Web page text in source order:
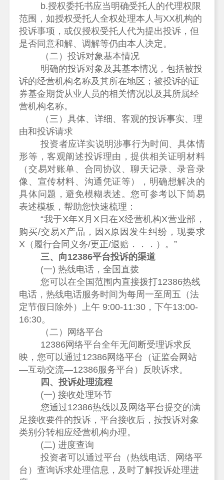
b.授权委托书应当明确受托人的代理权限
范围，如授权受托人全权处理本人与XX机构的
投诉事项，或仅授权受托人代为提出投诉，但
是否同意和解、调解等仍由本人决定。
（二）投诉对象基本情况
明确的投诉对象及其基本情况，包括被投
诉的经营机构名称及其所在地区；被投诉的证
券基金期货从业人员的相关情况以及其所属经
营机构名称。
（三）具体、详细、客观的投诉事实、理
由和投诉请求
投资者应详实说明涉事行为时间、具体情
形等，客观阐述投诉理由，提供相关证明材料
（交易对账单、合同协议、聊天记录、录音录
像、宣传材料、沟通凭证等），明确想解决的
具体问题，避免模糊表述。您可参考以下简易
表述模板，帮助您快速梳理：
“我于X年X月 X日在X经营机构X营业部，
购买/交易X产品，因 X原因发生纠纷，现要求
X （履行合同义务/更正/退赔．．．）。”
三、向12386平台投诉的渠道
(一) 热线电话，全国直拨
您可以在全国范围内直接拨打12386热线
电话，热线电话服务时间为每周一至周五（法
定节假日除外）上午 9:00-11:30 ，下午13:00-
16:30。
（二）网络平台
12386网络平台全年无间断受理诉求反
映，您可以通过12386网络平台（证监会网站
—互动交流—12386服务平台）反映诉求。
四、投诉处理流程
(一)接收处理环节
您通过12386热线以及网络平台提交的满
足接收要件的投诉，平台接收后，按投诉对象
类别分转相应经营机构办理。
(二) 进度查询
投资者可以通过平台（热线电话、网络平
台）查询诉求处理信息，及时了解投诉处理进